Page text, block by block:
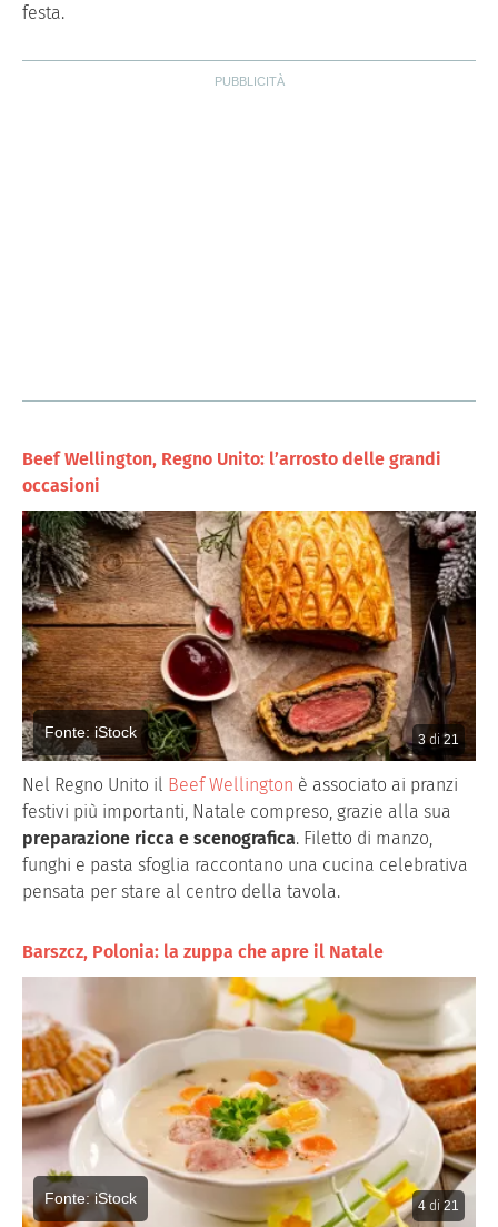
festa.
Beef Wellington, Regno Unito: l’arrosto delle grandi
occasioni
3 di21
Fonte: iStock
Nel Regno Unito il Beef Wellington è associato ai pranzi
festivi più importanti, Natale compreso, grazie alla sua
preparazione ricca e scenografica. Filetto di manzo,
funghi e pasta sfoglia raccontano una cucina celebrativa
pensata per stare al centro della tavola.
Barszcz, Polonia: la zuppa che apre il Natale
4 di 21
Fonte: iStock